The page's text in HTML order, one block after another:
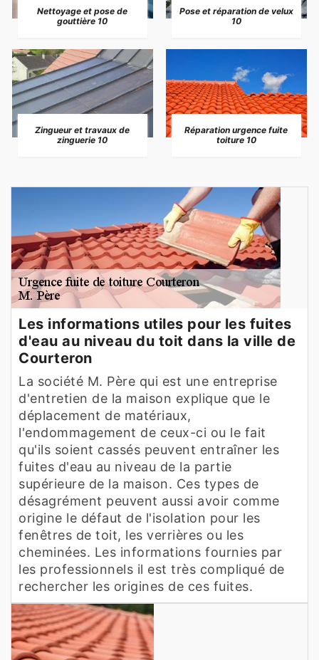
Nettoyage et pose de
gouttière 10
Pose et réparation de velux
10
Zingueur et travaux de
zinguerie 10
Réparation urgence fuite
toiture 10
Les informations utiles pour les fuites
d'eau au niveau du toit dans la ville de
Courteron
La société M. Père qui est une entreprise
d'entretien de la maison explique que le
déplacement de matériaux,
l'endommagement de ceux-ci ou le fait
qu'ils soient cassés peuvent entraîner les
fuites d'eau au niveau de la partie
supérieure de la maison. Ces types de
désagrément peuvent aussi avoir comme
origine le défaut de l'isolation pour les
fenêtres de toit, les verrières ou les
cheminées. Les informations fournies par
les professionnels il est très compliqué de
rechercher les origines de ces fuites.